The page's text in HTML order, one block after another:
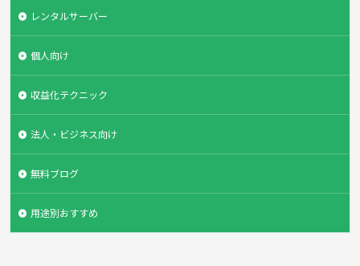
レンタルサーバー
個人向け
収益化テクニック
法人・ビジネス向け
無料ブログ
用途別おすすめ